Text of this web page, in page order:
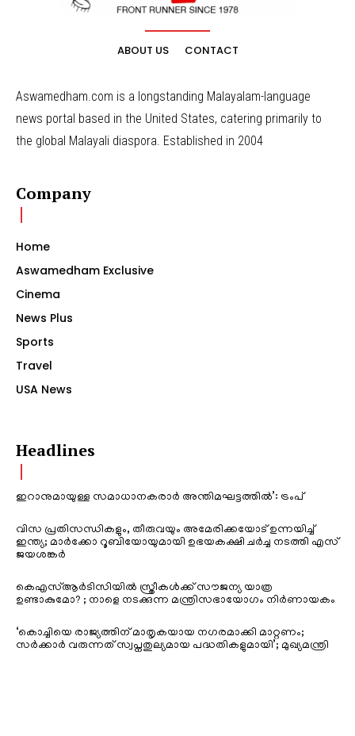
ABOUT US CONTACT
Aswamedham.com is a longstanding Malayalam-language
news portal based in the United States, catering primarily to
the global Malayali diaspora. Established in 2004
Company
Home
Aswamedham Exclusive
Cinema
News Plus
Sports
Travel
USA News
Headlines
ഇറാനുമായുള്ള സമാധാനകരാർ അന്തിമഘട്ടത്തിൽ‌’: ട്രംപ്
വിസ പ്രതിസന്ധികളും, തീരുവയും അമേരിക്കയോട് ഉന്നയിച്ച്
ഇന്ത്യ; മാർക്കോ റൂബിയോയുമായി ഉഭയകക്ഷി ചർച്ച നടത്തി എസ്
ജയശങ്കർ
കെഎസ്ആർടിസിയിൽ സ്ത്രീകൾക്ക് സൗജന്യ യാത്ര
ഉണ്ടാകുമോ? ; നാളെ നടക്കുന്ന മന്ത്രിസഭായോഗം നിർണായകം
‘കൊച്ചിയെ രാജ്യത്തിന് മാതൃകയായ നഗരമാക്കി മാറ്റണം;
സർക്കാർ വരുന്നത് സ്വപ്നതുല്യമായ പദ്ധതികളുമായി’; മുഖ്യമന്ത്രി